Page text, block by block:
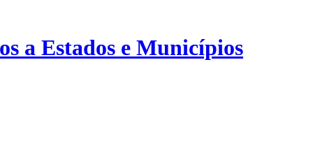
a Estados e Municípios